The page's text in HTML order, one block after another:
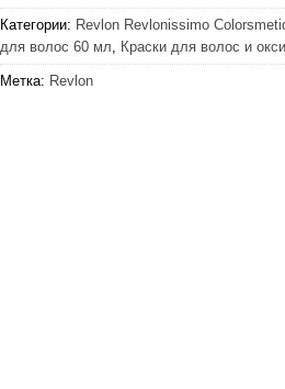
Категории: Revlon Revlonissimo
для волос 60 мл
Краски для волос и
Метка: Revlon